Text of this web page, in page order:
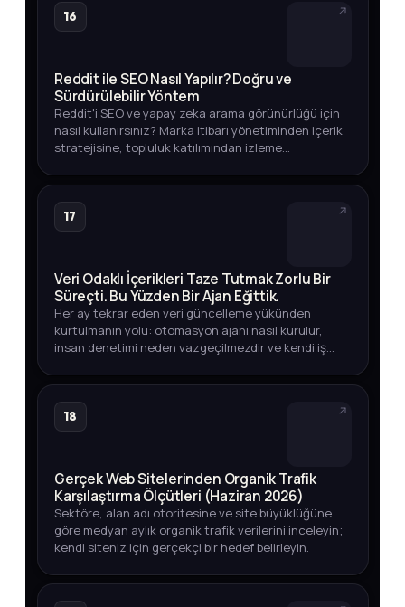
16
Reddit ile SEO Nasıl Yapılır? Doğru ve
Sürdürülebilir Yöntem
Reddit'i SEO ve yapay zeka arama görünürlüğü için
nasıl kullanırsınız? Marka itibarı yönetiminden içerik
stratejisine, topluluk katılımından izleme
17
Veri Odaklı İçerikleri Taze Tutmak Zorlu Bir
Süreçti. Bu Yüzden Bir Ajan Eğittik.
Her ay tekrar eden veri güncelleme yükünden
kurtulmanın yolu: otomasyon ajanı nasıl kurulur,
insan denetimi neden vazgeçilmezdir ve kendi iş
18
Gerçek Web Sitelerinden Organik Trafik
Karşılaştırma Ölçütleri (Haziran 2026)
Sektöre, alan adı otoritesine ve site büyüklüğüne
göre medyan aylık organik trafik verilerini inceleyin;
kendi siteniz için gerçekçi bir hedef belirleyin.